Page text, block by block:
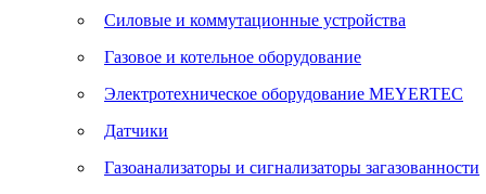
Силовые и коммутационные устройства
Газовое и котельное оборудование
Электротехническое оборудование MEYERTEC
Датчики
Газоанализаторы и сигнализаторы загазованности